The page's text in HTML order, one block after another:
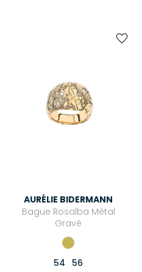
AURÉLIE BIDERMANN
Bague Rosalba Métal
Gravé
54
56